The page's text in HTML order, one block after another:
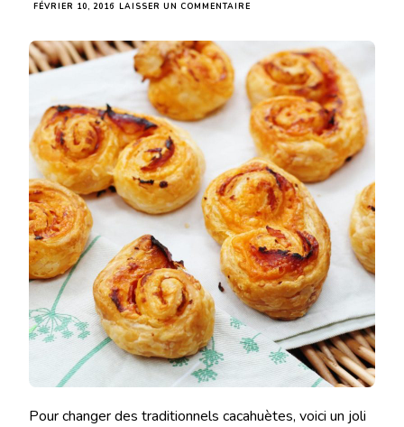
FÉVRIER 10, 2016 LAISSER UN COMMENTAIRE
CHORIZO
Pour changer des traditionnels cacahuètes, voici un joli